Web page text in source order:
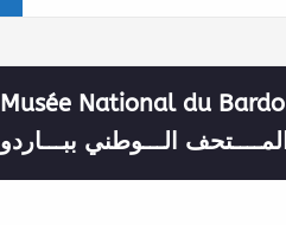
Musée National du Bardo
المــــتحف الـــوطني ببـــاردو